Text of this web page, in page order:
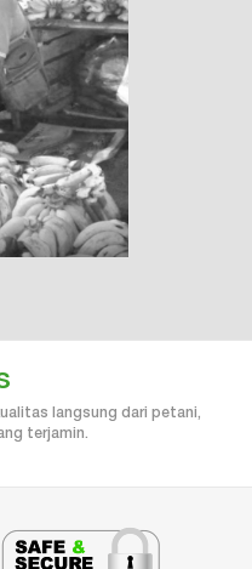
langsung dari petani,
terjamin.